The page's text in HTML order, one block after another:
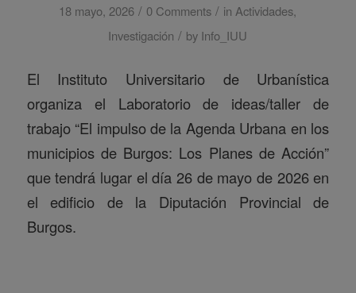
18 mayo, 2026 / 0 Comments / inActividades,
Investigación / by Info_IUU
El Instituto Universitario de Urbanística
organiza el Laboratorio de ideas/taller de
trabajo “El impulso de la Agenda Urbana en los
municipios de Burgos: Los Planes de Acción”
que tendrá lugar el día 26 de mayo de 2026 en
el edificio de la Diputación Provincial de
Burgos.